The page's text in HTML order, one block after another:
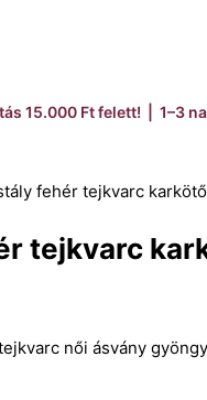
15.000 Ft felett! | 1–3
fehér tejkvarc karkötő
tejkvarc
női ásvány